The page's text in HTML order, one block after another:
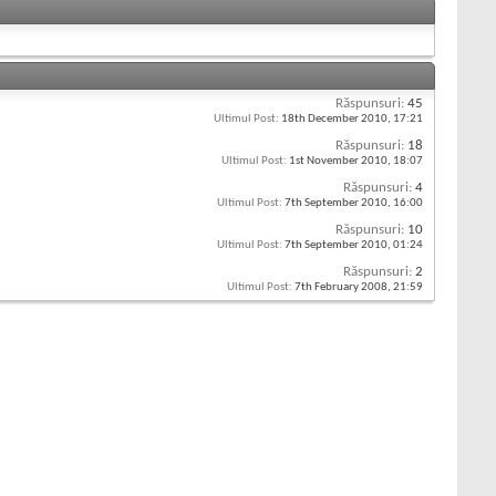
Răspunsuri: 45
Ultimul Post: 18th December 2010, 17:21
Răspunsuri: 18
Ultimul Post: 1st November 2010, 18:07
Răspunsuri: 4
Ultimul Post: 7th September 2010, 16:00
Răspunsuri: 10
Ultimul Post: 7th September 2010, 01:24
Răspunsuri: 2
Ultimul Post: 7th February 2008, 21:59